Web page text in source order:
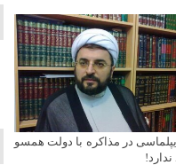
در مذاکره با دولت همسو